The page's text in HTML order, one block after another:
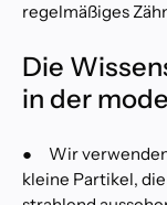
regelmäßiges
Die
in der
●
Wir
kleine Partikel,